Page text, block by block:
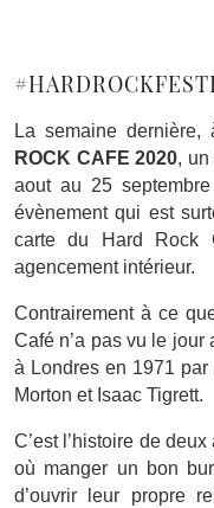
La semaine dernière,
ROCK CAFE 2020,
aout au 25 septembre
évènement qui est
carte du Hard Rock
agencement intérieur.
Contrairement à ce
Café n’a pas vu le
à Londres en 1971
Morton et Isaac Tigrett.
C’est l’histoire de
où manger un bon
d’ouvrir leur propre